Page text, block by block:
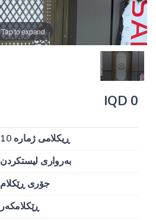
Tap to expand
0 IQD
ڕیکلامی ژمارە 10
بەرواری لیستکردن
جۆری ڕێکلام
ڕێکلامکەر